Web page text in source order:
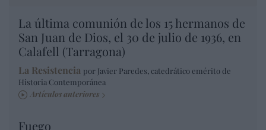
La última comunión de los 15 hermanos de
San Juan de Dios, el 30 de julio de 1936, en
Calafell (Tarragona)
La Resistencia por Javier Paredes, catedrático emérito de
Historia Contemporánea
Artículos anteriores
Fuego